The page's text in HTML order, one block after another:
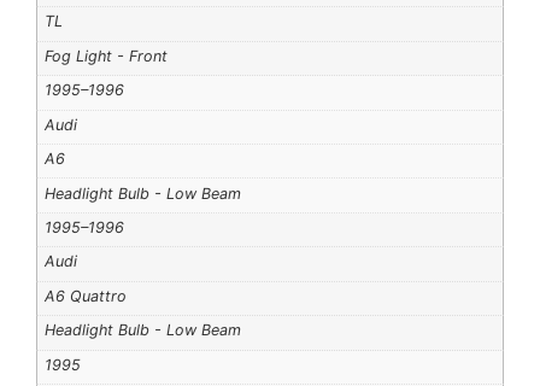
TL
Fog Light - Front
1995–1996
Audi
A6
Headlight Bulb - Low Beam
1995–1996
Audi
A6 Quattro
Headlight Bulb - Low Beam
1995